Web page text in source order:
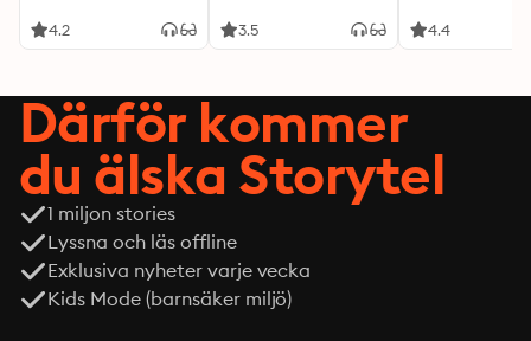
4.2 3.5 4.4
Därför kommer
du älska Storytel
1 miljon stories
Lyssna och läs offline
Exklusiva nyheter varje vecka
Kids Mode (barnsäker miljö)